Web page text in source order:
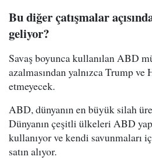
Bu diğer çatışmalar
geliyor?
Savaş boyunca kullanılan ABD
azalmasından yalnızca Trump ve
etmeyecek.
ABD, dünyanın en büyük silah
Dünyanın çeşitli ülkeleri ABD
kullanıyor ve kendi
satın alıyor.